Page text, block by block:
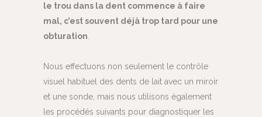
le trou dans la dent commence à faire
mal, c’est souvent déjà trop tard pour une
obturation
Nous effectuons non seulement le contrôle
visuel habituel des dents de lait avec un miroir
et une sonde, mais nous utilisons également
les procédés suivants pour diagnostiquer les